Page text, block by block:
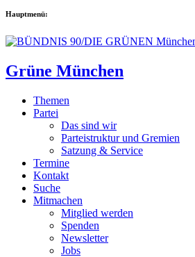
Hauptmenü:
Grüne München
Themen
Partei
Das sind wir
Parteistruktur und Gremien
Satzung & Service
Termine
Kontakt
Suche
Mitmachen
Mitglied werden
Spenden
Newsletter
Jobs